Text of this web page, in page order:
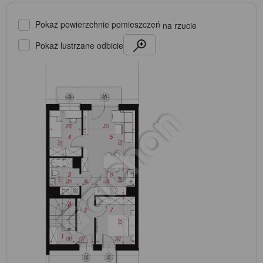
Pokaż powierzchnie pomieszczeń na rzucie
Pokaż lustrzane odbicie